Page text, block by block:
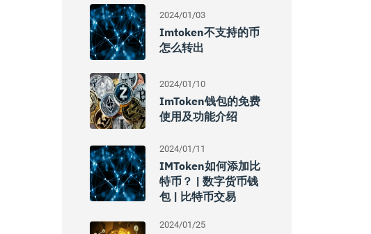
2024/01/03
Imtoken不支持的币
怎么转出
2024/01/10
ImToken钱包的免费
使用及功能介绍
2024/01/11
IMToken如何添加比
特币？ | 数字货币钱
包 | 比特币交易
2024/01/25